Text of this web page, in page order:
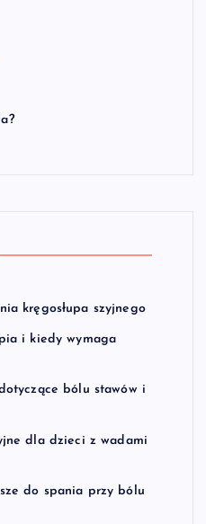
kręgosłupa szyjnego
i kiedy wymaga
bólu stawów i
dla dzieci z wadami
do spania przy bólu